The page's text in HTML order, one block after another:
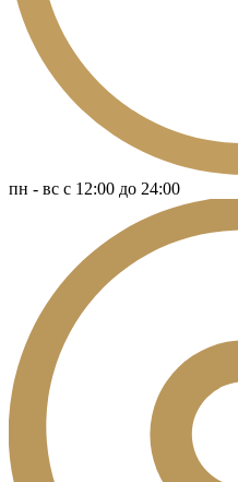
пн - вс c 12:00 до 24:00